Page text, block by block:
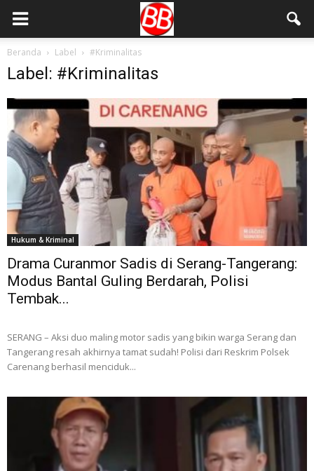
Beranda Label #Kriminalitas
Label: #Kriminalitas
Hukum & Kriminal
Drama Curanmor Sadis di Serang-Tangerang:
Modus Bantal Guling Berdarah, Polisi
Tembak...
SERANG – Aksi duo maling motor sadis yang bikin warga Serang dan
Tangerang resah akhirnya tamat sudah! Polisi dari Reskrim Polsek
Carenang berhasil menciduk...